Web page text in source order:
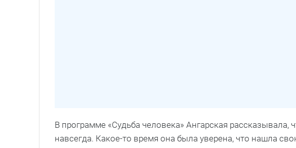
В программе «Судьба человека» Ангарская рассказывала,
навсегда. Какое-то время она была уверена, что нашла